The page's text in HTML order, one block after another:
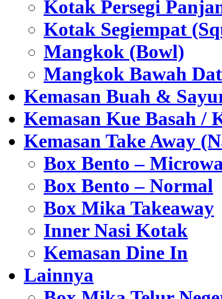
Kotak Persegi
Kotak Segiempat
Mangkok (Bowl)
Mangkok Bawah
Kemasan Buah &
Kemasan Kue Basah /
Kemasan Take Away
Box Bento –
Box Bento – Normal
Box Mika Takeaway
Inner Nasi Kotak
Kemasan Dine In
Lainnya